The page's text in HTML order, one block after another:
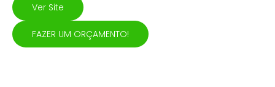
Ver Site
FAZER UM ORÇAMENTO!